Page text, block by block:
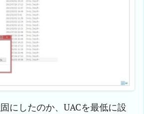
にしたのか、UACを最低に設